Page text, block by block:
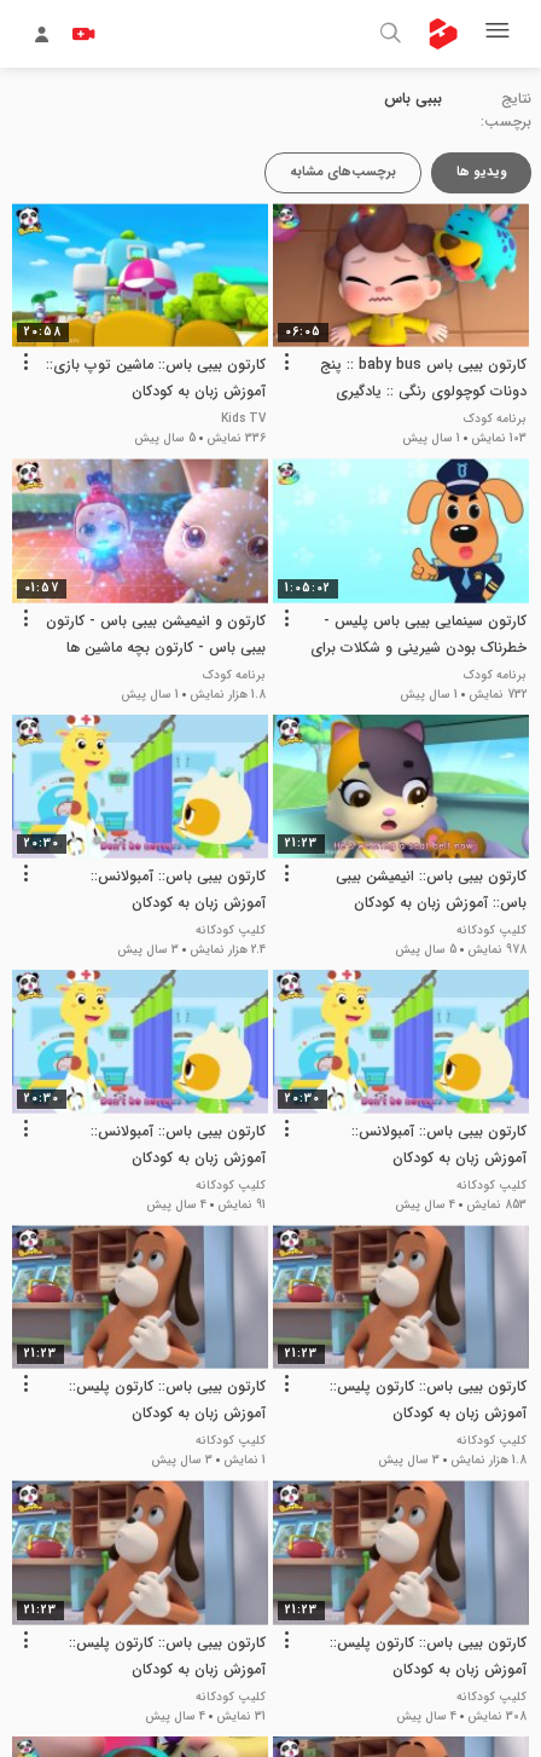
نتایج
برچسب:
بببی باس
ویدیو ها برچسب‌های مشابه
06:05
کارتون بیبی باس baby bus :: پنج
دونات کوچولوی رنگی :: یادگیری
اعداد به انگلیسی
برنامه کودک
103 نمایش
1 سال پیش
20:58
کارتون بیبی باس:: ماشین توپ بازی::
آموزش زبان به کودکان
Kids TV
336 نمایش
5 سال پیش
1:05:02
کارتون سینمایی بیبی باس پلیس -
خطرناک بودن شیرینی و شکلات برای
سلامت
برنامه کودک
732 نمایش
1 سال پیش
01:57
کارتون و انیمیشن بیبی باس - کارتون
بیبی باس - کارتون بچه ماشین ها
برنامه کودک
1.8 هزار نمایش
1 سال پیش
21:23
کارتون بیبی باس:: انیمیشن بیبی
باس:: آموزش زبان به کودکان
کلیپ کودکانه
978 نمایش
5 سال پیش
20:30
کارتون بیبی باس:: آمبولانس::
آموزش زبان به کودکان
کلیپ کودکانه
2.4 هزار نمایش
3 سال پیش
20:30
کارتون بیبی باس:: آمبولانس::
آموزش زبان به کودکان
کلیپ کودکانه
853 نمایش
4 سال پیش
20:30
کارتون بیبی باس:: آمبولانس::
آموزش زبان به کودکان
کلیپ کودکانه
91 نمایش
4 سال پیش
21:23
کارتون بیبی باس:: کارتون پلیس::
آموزش زبان به کودکان
کلیپ کودکانه
1.8 هزار نمایش
3 سال پیش
21:23
کارتون بیبی باس:: کارتون پلیس::
آموزش زبان به کودکان
کلیپ کودکانه
1 نمایش
3 سال پیش
21:23
کارتون بیبی باس:: کارتون پلیس::
آموزش زبان به کودکان
کلیپ کودکانه
308 نمایش
4 سال پیش
21:23
کارتون بیبی باس:: کارتون پلیس::
آموزش زبان به کودکان
کلیپ کودکانه
31 نمایش
4 سال پیش